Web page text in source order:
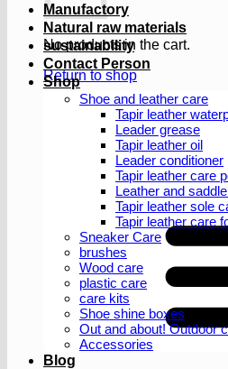
No products in the cart.
Return to shop
Manufactory
Natural raw materials
sustainability
Contact Person
Shop
Shoe and leather care
Tapir leather
Leader grease
Tapir leather oil
Leader conditioner
Tapir leather care
Leather and
Tapir leather sole
Tapir leather care
Sneaker Care
brushes
Wood care
plastic care
care kits
Shoe shine boxes
Out and about! Outdoor
Accessories
Blog